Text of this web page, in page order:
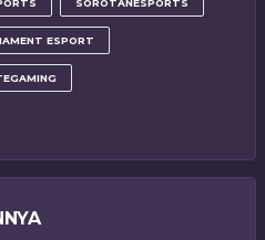
SOROTANESPORTS
ESPORT